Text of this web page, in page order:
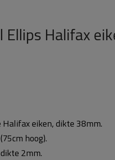
Halifax
eiken, dikte 38mm.
hoog).
2mm.